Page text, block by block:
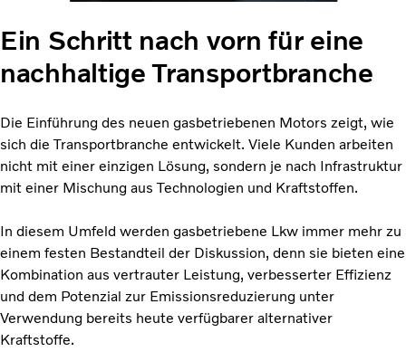
Ein Schritt nach vorn für eine
nachhaltige Transportbranche
Die Einführung des neuen gasbetriebenen Motors zeigt, wie
sich die Transportbranche entwickelt. Viele Kunden arbeiten
nicht mit einer einzigen Lösung, sondern je nach Infrastruktur
mit einer Mischung aus Technologien und Kraftstoffen.
In diesem Umfeld werden gasbetriebene Lkw immer mehr zu
einem festen Bestandteil der Diskussion, denn sie bieten eine
Kombination aus vertrauter Leistung, verbesserter Effizienz
und dem Potenzial zur Emissionsreduzierung unter
Verwendung bereits heute verfügbarer alternativer
Kraftstoffe.